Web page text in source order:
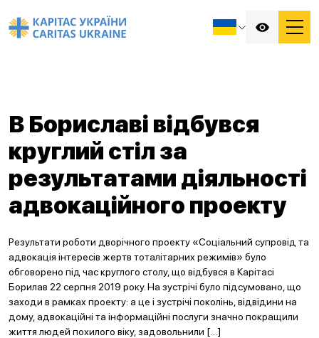
В Бориславі відбувся
круглий стіл за
результатами діяльності
адвокаційного проекту
Результати роботи дворічного проекту «Соціальний супровід та
адвокація інтересів жертв тоталітарних режимів» було
обговорено під час круглого столу, що відбувся в Карітасі
Борилав 22 серпня 2019 року. На зустрічі було підсумовано, що
заходи в рамках проекту: а це і зустрічі поколінь, відвідини на
дому, адвокаційні та інформаційні послуги значно покращили
життя людей похилого віку, задовольнили […]